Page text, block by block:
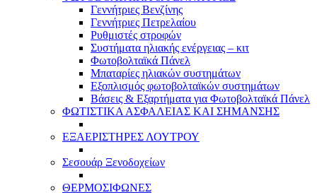
Γεννήτριες Βενζίνης
Γεννήτριες Πετρελαίου
Ρυθμιστές στροφών
Συστήματα ηλιακής ενέργειας – κιτ
Φωτοβολταϊκά Πάνελ
Μπαταρίες ηλιακών συστημάτων
Εξοπλισμός φωτοβολταϊκών συστημάτων
Βάσεις & Εξαρτήματα για Φωτοβολταϊκά Πάνελ
ΦΩΤΙΣΤΙΚΑ ΑΣΦΑΛΕΙΑΣ ΚΑΙ ΣΗΜΑΝΣΗΣ
ΕΞΑΕΡΙΣΤΗΡΕΣ ΛΟΥΤΡΟΥ
Σεσουάρ Ξενοδοχείων
ΘΕΡΜΟΣΙΦΩΝΕΣ